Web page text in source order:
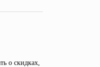
о скидках,